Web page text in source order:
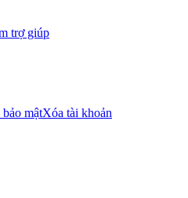
trợ giúp
mậtXóa tài khoản